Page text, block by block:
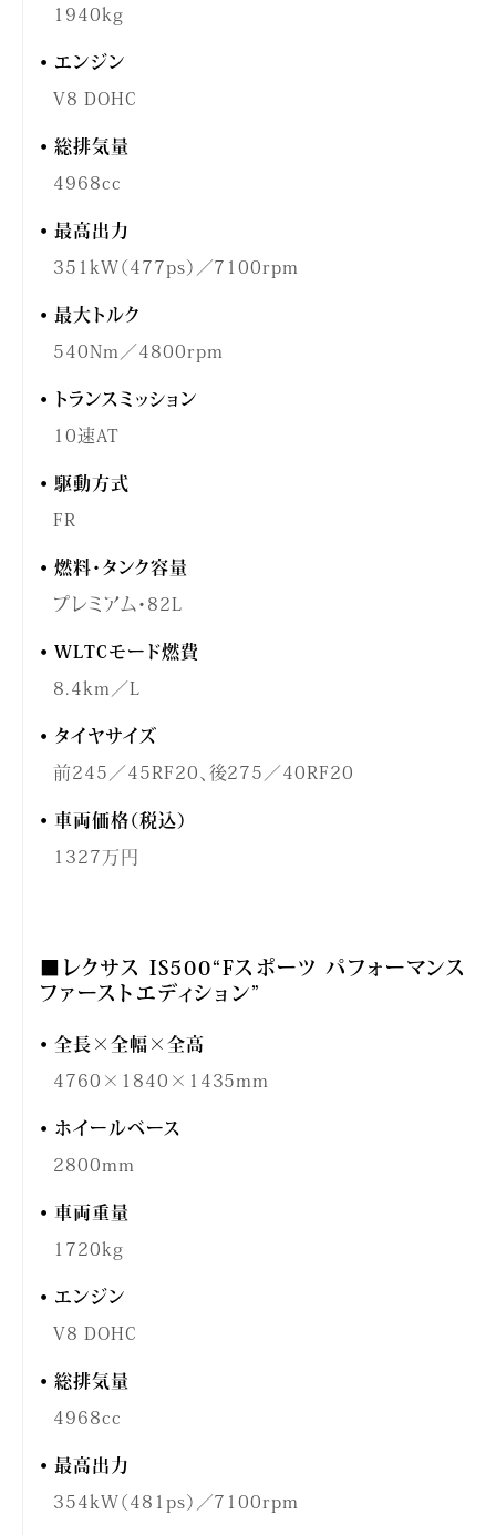
1940kg
エンジン
V8 DOHC
総排気量
4968cc
最高出力
351kW（477ps）／7100rpm
最大トルク
540Nm／4800rpm
トランスミッション
10速AT
駆動方式
FR
燃料・タンク容量
プレミアム・82L
WLTCモード燃費
8.4km／L
タイヤサイズ
前245／45RF20、後275／40RF20
車両価格（税込）
1327万円
■レクサス IS500“Fスポーツ パフォーマンス
ファーストエディション”
全長×全幅×全高
4760×1840×1435mm
ホイールベース
2800mm
車両重量
1720kg
エンジン
V8 DOHC
総排気量
4968cc
最高出力
354kW（481ps）／7100rpm